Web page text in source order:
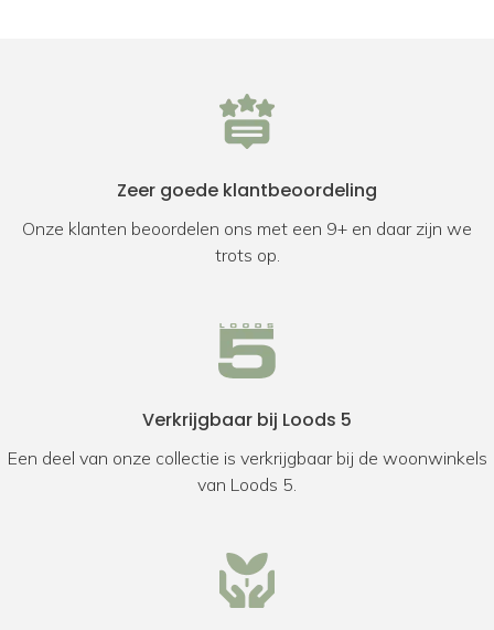
Zeer goede klantbeoordeling
Onze klanten beoordelen ons met een 9+ en daar zijn we
trots op.
Verkrijgbaar bij Loods 5
Een deel van onze collectie is verkrijgbaar bij de woonwinkels
van Loods 5.